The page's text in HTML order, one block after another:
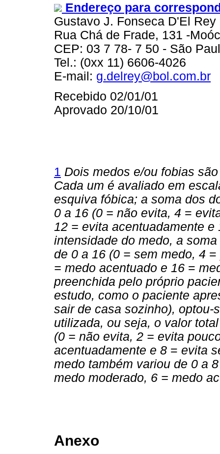
Endereço para
Gustavo J. Fonseca D'El Rey
Rua Chá de Frade, 131 -
CEP: 03 7 78- 7 50 - São
Tel.: (0xx 11) 6606-4026
E-mail: g.delrey@bol.com.br
Recebido 02/01/01
Aprovado 20/10/01
1 Dois medos e/ou fobias
Cada um é avaliado em
esquiva fóbica; a soma dos
0 a 16 (0 = não evita, 4 =
12 = evita acentuadamente
intensidade do medo, a
de 0 a 16 (0 = sem medo, 4 =
= medo acentuado e 16 =
preenchida pelo próprio
estudo, como o paciente
sair de casa sozinho), optou-
utilizada, ou seja, o valor
(0 = não evita, 2 = evita
acentuadamente e 8 = evita
medo também variou de 0 a
medo moderado, 6 = medo
Anexo